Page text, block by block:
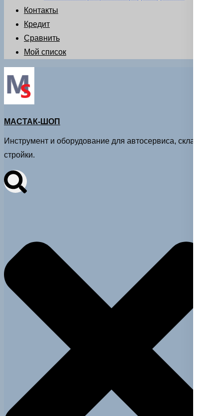
Контакты
Кредит
Сравнить
Мой список
МАСТАК-ШОП
Инструмент и оборудование для автосервиса, склада и
стройки.